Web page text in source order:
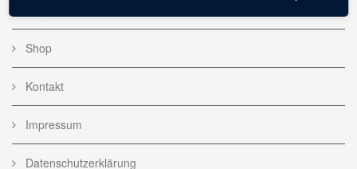
Shop
Kontakt
Impressum
Datenschutzerklärung